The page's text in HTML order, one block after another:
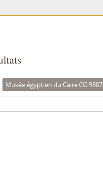
Musée égyptien du Caire CG 9307